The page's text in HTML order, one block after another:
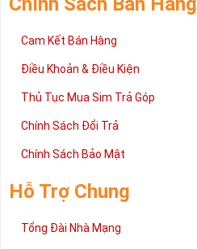
Cam Kết Bán Hàng
Điều Khoản & Điều Kiện
Thủ Tục Mua Sim Trả Góp
Chính Sách Đổi Trả
Chính Sách Bảo Mật
Hỗ Trợ Chung
Tổng Đài Nhà Mạng